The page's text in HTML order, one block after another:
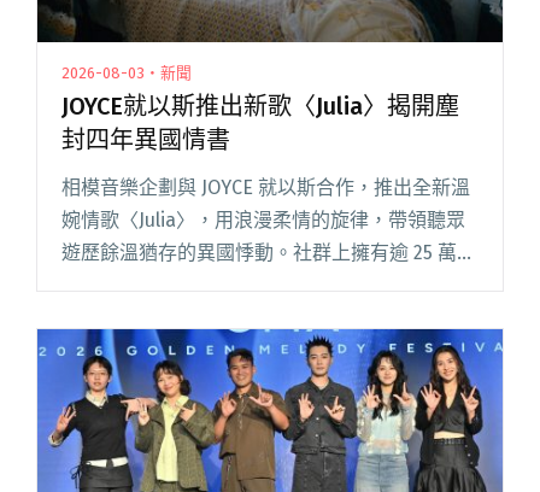
2026-08-03・新聞
JOYCE就以斯推出新歌〈Julia〉揭開塵
封四年異國情書
相模音樂企劃與 JOYCE 就以斯合作，推出全新溫
婉情歌〈Julia〉，用浪漫柔情的旋律，帶領聽眾
遊歷餘溫猶存的異國悸動。社群上擁有逾 25 萬粉
以斯推出新歌〈Julia〉揭開塵封四年異國情書"